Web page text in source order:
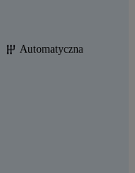
Automatyczna